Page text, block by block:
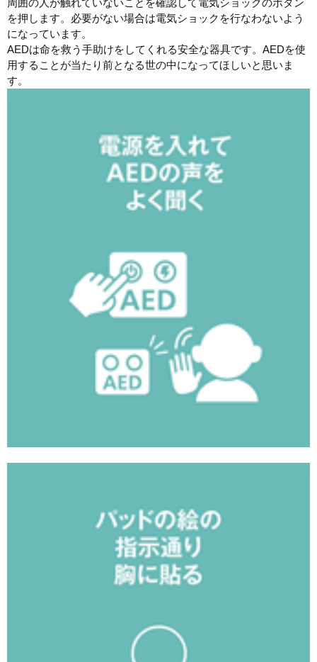
周囲の人が触れていないことを確認して電気ショックのボタン
を押します。必要がない場合は電気ショックを行なわないよう
になっています。
AEDは命を救う手助けをしてくれる安全な器具です。AEDを使
用することが当たり前となる世の中になってほしいと思いま
す。